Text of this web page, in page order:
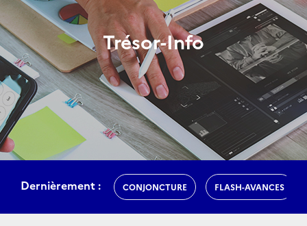
Trésor-Info
Dernièrement : CONJONCTURE FLASH-AVANCES